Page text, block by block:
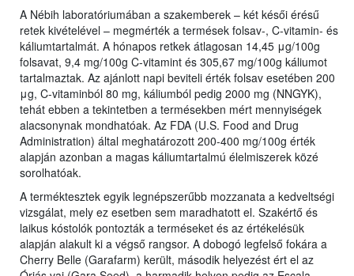
A Nébih laboratóriumában a szakemberek – két késői érésű
retek kivételével – megmérték a termések folsav-, C-vitamin- és
káliumtartalmát. A hónapos retkek átlagosan 14,45 μg/100g
folsavat, 9,4 mg/100g C-vitamint és 305,67 mg/100g káliumot
tartalmaztak. Az ajánlott napi beviteli érték folsav esetében 200
μg, C-vitaminból 80 mg, káliumból pedig 2000 mg (NNGYK),
tehát ebben a tekintetben a termésekben mért mennyiségek
alacsonynak mondhatóak. Az FDA (U.S. Food and Drug
Administration) által meghatározott 200-400 mg/100g érték
alapján azonban a magas káliumtartalmú élelmiszerek közé
sorolhatóak.
A terméktesztek egyik legnépszerűbb mozzanata a kedveltségi
vizsgálat, mely ez esetben sem maradhatott el. Szakértő és
laikus kóstolók pontozták a terméseket és az értékelésük
alapján alakult ki a végső rangsor. A dobogó legfelső fokára a
Cherry Belle (Garafarm) került, második helyezést ért el az